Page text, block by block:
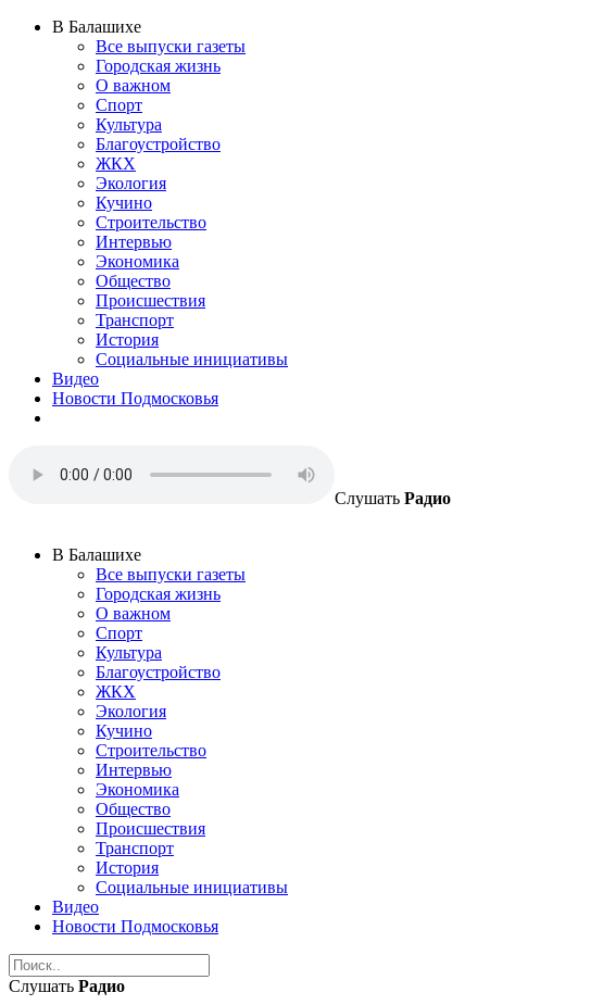
В Балашихе
Все выпуски газеты
Городская жизнь
О важном
Спорт
Культура
Благоустройство
ЖКХ
Экология
Кучино
Строительство
Интервью
Экономика
Общество
Происшествия
Транспорт
История
Социальные инициативы
Видео
Новости Подмосковья
Слушать Радио
В Балашихе
Все выпуски газеты
Городская жизнь
О важном
Спорт
Культура
Благоустройство
ЖКХ
Экология
Кучино
Строительство
Интервью
Экономика
Общество
Происшествия
Транспорт
История
Социальные инициативы
Видео
Новости Подмосковья
Слушать Радио